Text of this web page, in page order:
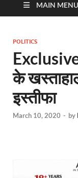
MAIN MENU
POLITICS
के
इस्तीफा
March 10, 2020 - by